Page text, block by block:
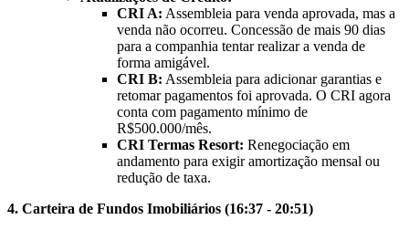
CRI A: Assembleia para venda aprovada, mas a
venda não ocorreu. Concessão de mais 90 dias
para a companhia tentar realizar a venda de
forma amigável.
CRI B: Assembleia para adicionar garantias e
retomar pagamentos foi aprovada. O CRI agora
conta com pagamento mínimo de
R$500.000/mês.
CRI Termas Resort: Renegociação em
andamento para exigir amortização mensal ou
redução de taxa.
4. Carteira de Fundos Imobiliários (16:37 - 20:51)